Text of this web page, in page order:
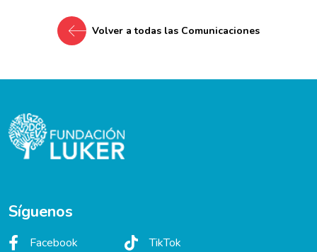
Volver a todas las Comunicaciones
Síguenos
Facebook TikTok